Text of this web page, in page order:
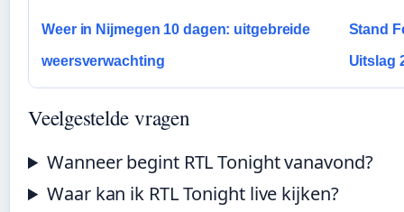
Weer in Nijmegen 10 dagen: uitgebreide
weersverwachting
Stand
Uitslag
Veelgestelde vragen
Wanneer begint RTL Tonight vanavond?
Waar kan ik RTL Tonight live kijken?